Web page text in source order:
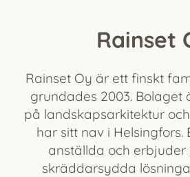
Rainset
Rainset Oy är ett finskt
grundades 2003. Bolaget
på landskapsarkitektur
har sitt nav i Helsingfors.
anställda och erbjuder
skräddarsydda